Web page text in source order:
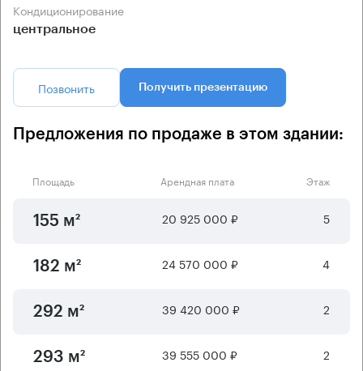
Кондиционирование
центральное
Позвонить Получить презентацию
Предложения по продаже в этом здании:
Площадь Арендная плата Этаж
155 м² 20 925 000 ₽ 5
182 м² 24 570 000 ₽ 4
292 м² 39 420 000 ₽ 2
293 м² 39 555 000 ₽ 2